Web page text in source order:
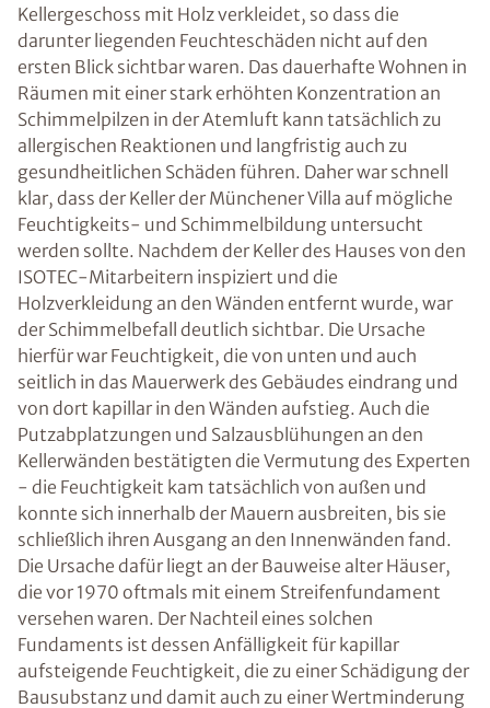
Kellergeschoss mit Holz verkleidet, so dass die
darunter liegenden Feuchteschäden nicht auf den
ersten Blick sichtbar waren. Das dauerhafte Wohnen in
Räumen mit einer stark erhöhten Konzentration an
Schimmelpilzen in der Atemluft kann tatsächlich zu
allergischen Reaktionen und langfristig auch zu
gesundheitlichen Schäden führen. Daher war schnell
klar, dass der Keller der Münchener Villa auf mögliche
Feuchtigkeits- und Schimmelbildung untersucht
werden sollte. Nachdem der Keller des Hauses von den
ISOTEC-Mitarbeitern inspiziert und die
Holzverkleidung an den Wänden entfernt wurde, war
der Schimmelbefall deutlich sichtbar. Die Ursache
hierfür war Feuchtigkeit, die von unten und auch
seitlich in das Mauerwerk des Gebäudes eindrang und
von dort kapillar in den Wänden aufstieg. Auch die
Putzabplatzungen und Salzausblühungen an den
Kellerwänden bestätigten die Vermutung des Experten
- die Feuchtigkeit kam tatsächlich von außen und
konnte sich innerhalb der Mauern ausbreiten, bis sie
schließlich ihren Ausgang an den Innenwänden fand.
Die Ursache dafür liegt an der Bauweise alter Häuser,
die vor 1970 oftmals mit einem Streifenfundament
versehen waren. Der Nachteil eines solchen
Fundaments ist dessen Anfälligkeit für kapillar
aufsteigende Feuchtigkeit, die zu einer Schädigung der
Bausubstanz und damit auch zu einer Wertminderung